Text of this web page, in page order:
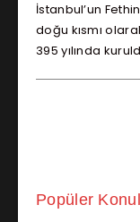
İstanbul’un
doğu kısmı
395 yılında
Popüler